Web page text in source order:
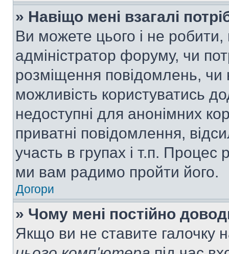
» Навіщо мені взагалі
Ви можете цього і не робити,
адміністратор форуму, чи
розміщення повідомлень, чи
можливість користуватись
недоступні для анонімних
приватні повідомлення,
участь в групах і т.п. Процес
ми вам радимо пройти його.
Догори
» Чому мені постійно
Якщо ви не ставите галочку